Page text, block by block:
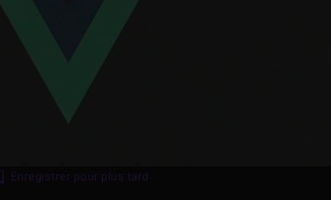
Enregistrer pour plus tard